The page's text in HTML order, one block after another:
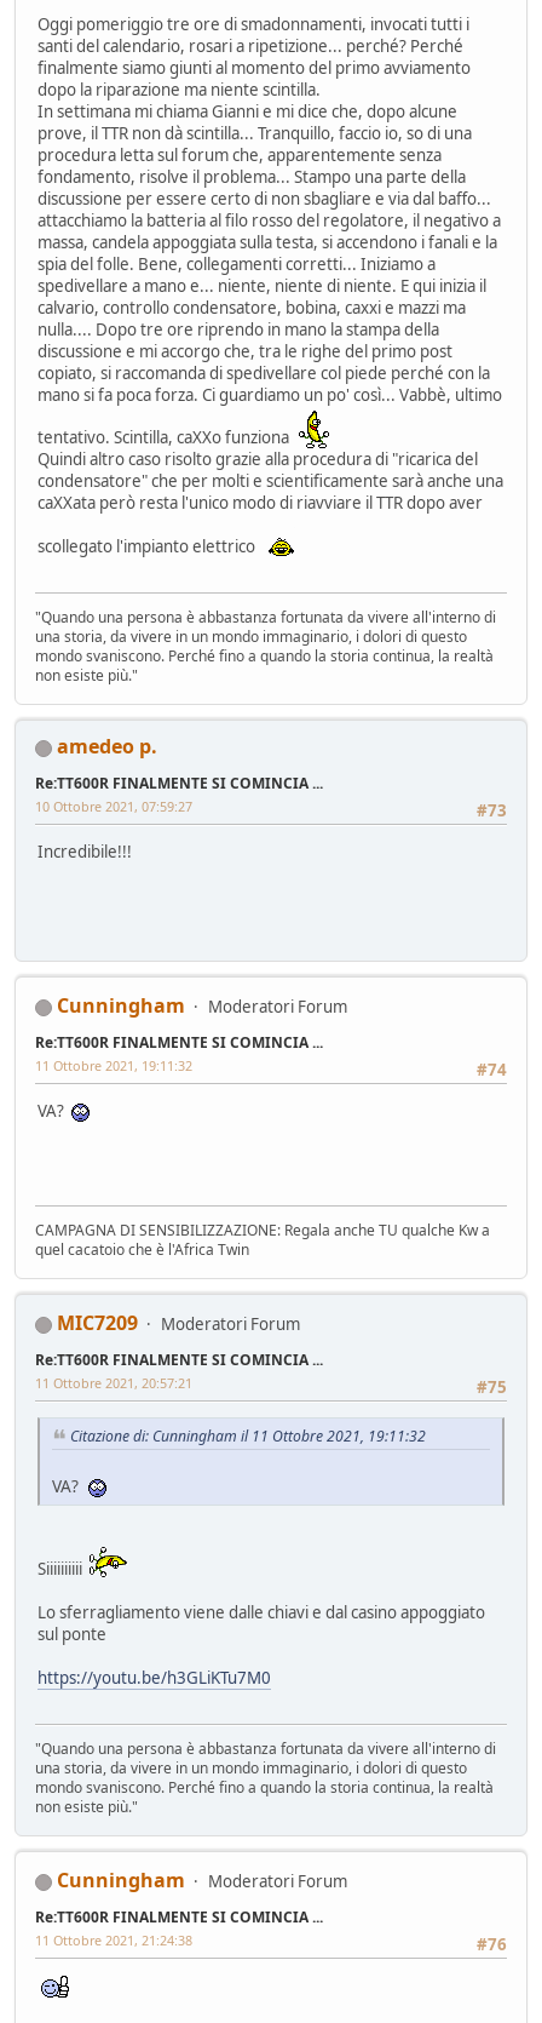
Oggi pomeriggio tre ore di smadonnamenti, invocati tutti i
santi del calendario, rosari a ripetizione... perché? Perché
finalmente siamo giunti al momento del primo avviamento
dopo la riparazione ma niente scintilla.
In settimana mi chiama Gianni e mi dice che, dopo alcune
prove, il TTR non dà scintilla... Tranquillo, faccio io, so di una
procedura letta sul forum che, apparentemente senza
fondamento, risolve il problema... Stampo una parte della
discussione per essere certo di non sbagliare e via dal baffo...
attacchiamo la batteria al filo rosso del regolatore, il negativo a
massa, candela appoggiata sulla testa, si accendono i fanali e la
spia del folle. Bene, collegamenti corretti... Iniziamo a
spedivellare a mano e... niente, niente di niente. E qui inizia il
calvario, controllo condensatore, bobina, caxxi e mazzi ma
nulla.... Dopo tre ore riprendo in mano la stampa della
discussione e mi accorgo che, tra le righe del primo post
copiato, si raccomanda di spedivellare col piede perché con la
mano si fa poca forza. Ci guardiamo un po' così... Vabbè, ultimo
tentativo. Scintilla, caXXo funziona
Quindi altro caso risolto grazie alla procedura di "ricarica del
condensatore" che per molti e scientificamente sarà anche una
caXXata però resta l'unico modo di riavviare il TTR dopo aver
scollegato l'impianto elettrico
"Quando una persona è abbastanza fortunata da vivere all'interno di
una storia, da vivere in un mondo immaginario, i dolori di questo
mondo svaniscono. Perché fino a quando la storia continua, la realtà
non esiste più."
amedeo p.
Re:TT600R FINALMENTE SI COMINCIA ...
#73
10 Ottobre 2021, 07:59:27
Incredibile!!!
Cunningham Moderatori Forum
Re:TT600R FINALMENTE SI COMINCIA ...
#74
11 Ottobre 2021, 19:11:32
VA?
CAMPAGNA DI SENSIBILIZZAZIONE: Regala anche TU qualche Kw a
quel cacatoio che è l'Africa Twin
MIC7209 Moderatori Forum
Re:TT600R FINALMENTE SI COMINCIA ...
#75
11 Ottobre 2021, 20:57:21
Citazione di: Cunningham il 11 Ottobre 2021, 19:11:32
VA?
Siiiiiiiiii
Lo sferragliamento viene dalle chiavi e dal casino appoggiato
sul ponte
https://youtu.be/h3GLiKTu7M0
"Quando una persona è abbastanza fortunata da vivere all'interno di
una storia, da vivere in un mondo immaginario, i dolori di questo
mondo svaniscono. Perché fino a quando la storia continua, la realtà
non esiste più."
Cunningham Moderatori Forum
Re:TT600R FINALMENTE SI COMINCIA ...
#76
11 Ottobre 2021, 21:24:38